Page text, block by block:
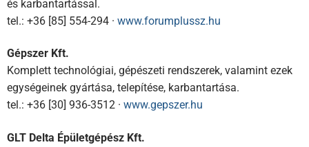
és karbantartással.
tel.: +36 [85] 554-294 · www.forumplussz.hu
Gépszer Kft.
Komplett technológiai, gépészeti rendszerek, valamint ezek
egységeinek gyártása, telepítése, karbantartása.
tel.: +36 [30] 936-3512 · www.gepszer.hu
GLT Delta Épületgépész Kft.